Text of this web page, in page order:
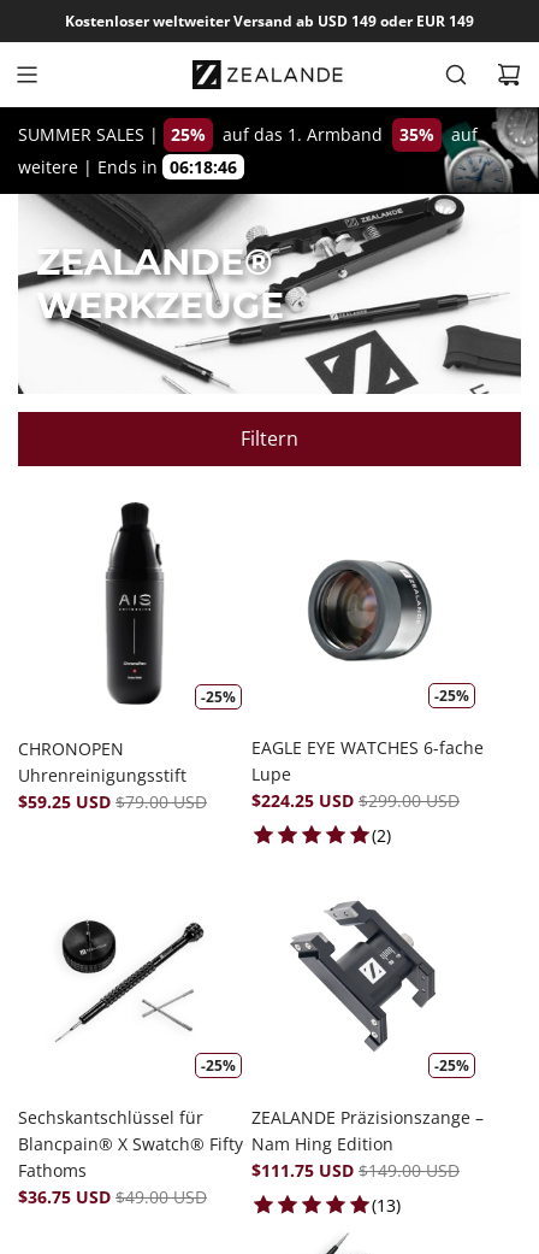
u
I
a
Kostenloser weltweiter Versand ab USD 149 oder EUR 149
SUMMER SALES | 25% auf das 1. Armband 35% auf
weitere | Ends in 06:18:46
ZEALANDE®
WERKZEUGE
Filtern
-25%
CHRONOPEN
Uhrenreinigungsstift
$59.25 USD $79.00 USD
-25%
EAGLE EYE WATCHES 6-fache
Lupe
$224.25 USD $299.00 USD
(2)2 total reviews
-25%
Sechskantschlüssel für
Blancpain® X Swatch® Fifty
Fathoms
$36.75 USD $49.00 USD
-25%
ZEALANDE Präzisionszange –
Nam Hing Edition
$111.75 USD $149.00 USD
(13)13 total reviews